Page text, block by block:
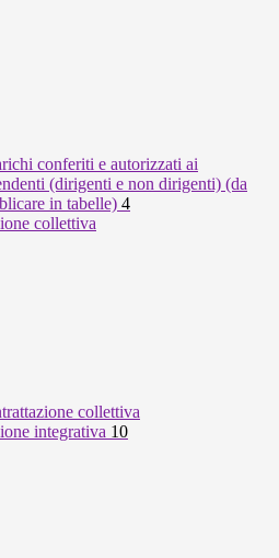
conferiti e autorizzati ai
(dirigenti e non dirigenti) (da
in tabelle) 4
collettiva
collettiva
integrativa 10